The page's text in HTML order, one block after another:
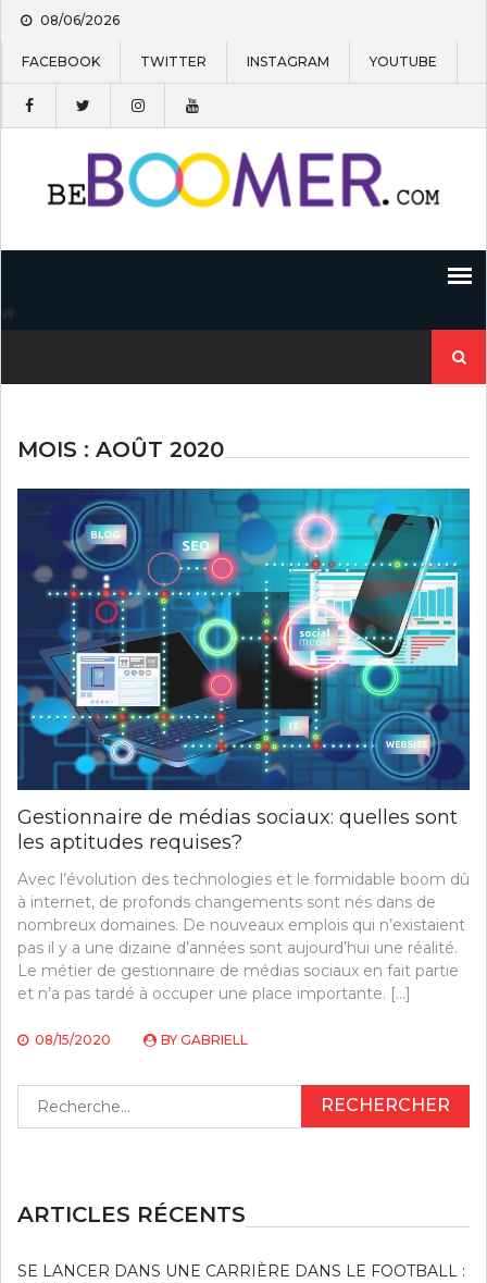
Skip
content
08/06/2026
FACEBOOK TWITTER INSTAGRAM YOUTUBE
MOIS : AOÛT 2020
Gestionnaire de médias sociaux: quelles sont
les aptitudes requises?
Avec l’évolution des technologies et le formidable boom dû
à internet, de profonds changements sont nés dans de
nombreux domaines. De nouveaux emplois qui n’existaient
pas il y a une dizaine d’années sont aujourd’hui une réalité.
Le métier de gestionnaire de médias sociaux en fait partie
et n’a pas tardé à occuper une place importante. […]
08/15/2020 BY GABRIELL
ARTICLES RÉCENTS
SE LANCER DANS UNE CARRIÈRE DANS LE FOOTBALL :